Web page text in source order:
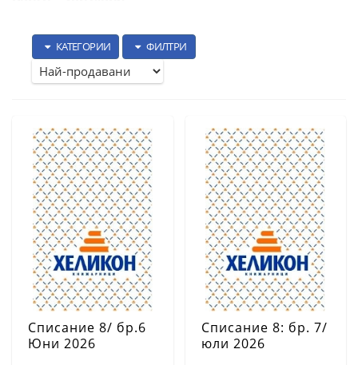
КАТЕГОРИИ ФИЛТРИ
Списание 8/ бр.6
Юни 2026
Списание 8: бр. 7/
юли 2026